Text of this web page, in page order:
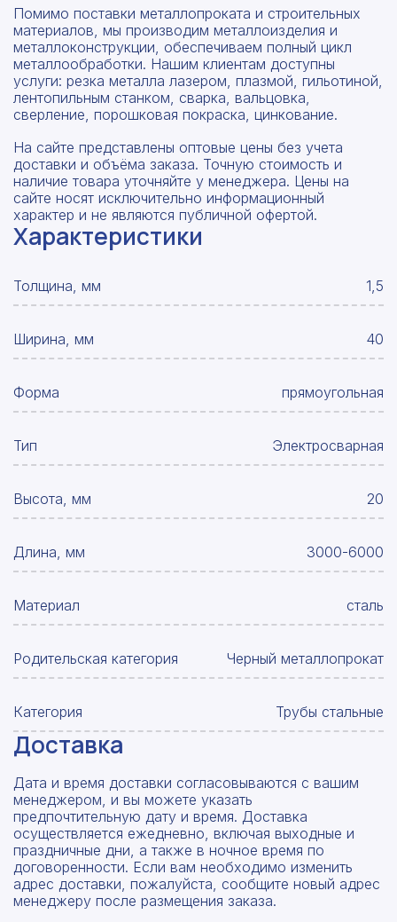
Помимо поставки металлопроката и строительных
материалов, мы производим металлоизделия и
металлоконструкции, обеспечиваем полный цикл
металлообработки. Нашим клиентам доступны
услуги: резка металла лазером, плазмой, гильотиной,
лентопильным станком, сварка, вальцовка,
сверление, порошковая покраска, цинкование.
На сайте представлены оптовые цены без учета
доставки и объёма заказа. Точную стоимость и
наличие товара уточняйте у менеджера. Цены на
сайте носят исключительно информационный
характер и не являются публичной офертой.
Характеристики
Толщина, мм 1,5
Ширина, мм 40
Форма прямоугольная
Тип Электросварная
Высота, мм 20
Длина, мм 3000-6000
Материал сталь
Родительская категория Черный металлопрокат
Категория Трубы стальные
Доставка
Дата и время доставки согласовываются с вашим
менеджером, и вы можете указать
предпочтительную дату и время. Доставка
осуществляется ежедневно, включая выходные и
праздничные дни, а также в ночное время по
договоренности. Если вам необходимо изменить
адрес доставки, пожалуйста, сообщите новый адрес
менеджеру после размещения заказа.